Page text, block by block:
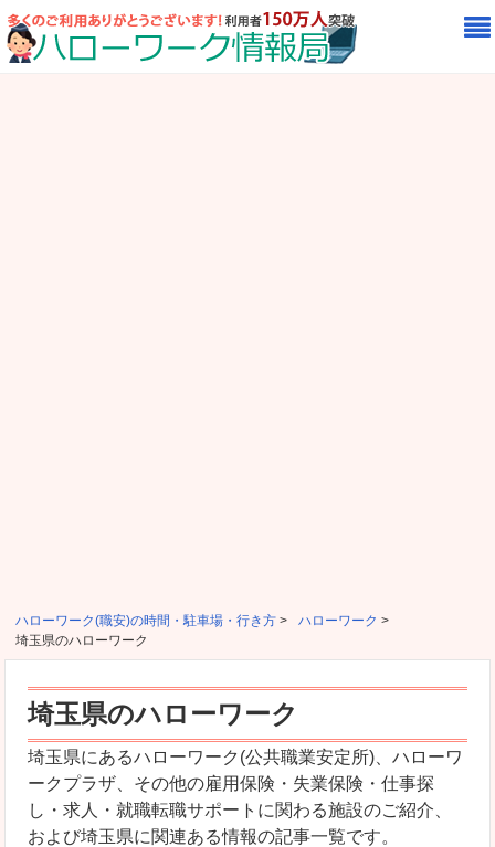
ハローワーク(職安)の時間・駐車場・行き方 > ハローワーク >
埼玉県のハローワーク
埼玉県のハローワーク
埼玉県にあるハローワーク(公共職業安定所)、ハローワ
ークプラザ、その他の雇用保険・失業保険・仕事探
し・求人・就職転職サポートに関わる施設のご紹介、
および埼玉県に関連ある情報の記事一覧です。